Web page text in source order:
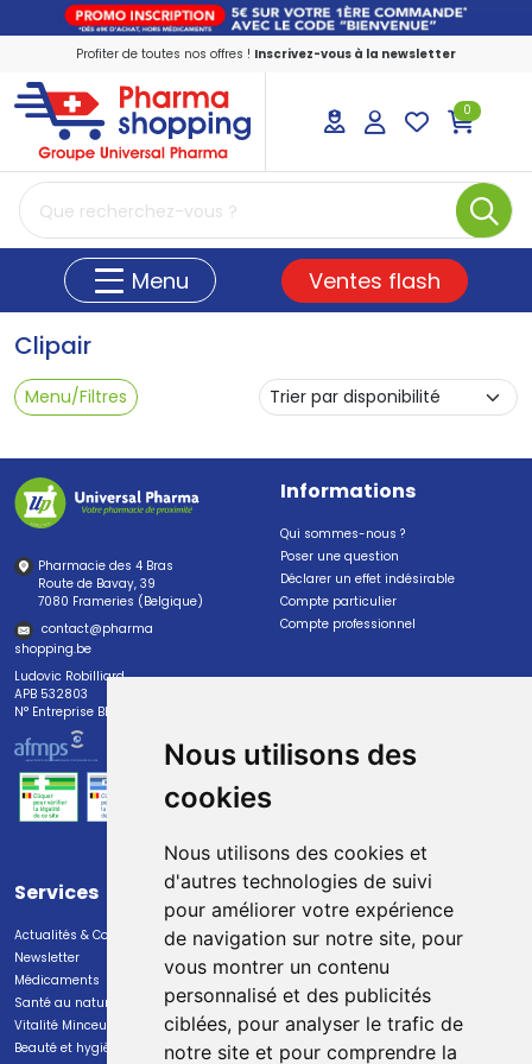
Nous utilisons des
cookies
Nous utilisons des cookies et
d'autres technologies de suivi
pour améliorer votre expérience
de navigation sur notre site, pour
vous montrer un contenu
personnalisé et des publicités
ciblées, pour analyser le trafic de
notre site et pour comprendre la
Profiter de toutes nos offres ! Inscrivez-vous à la newsletter
PharmaShopping Votre pharmacie en
0
Menu Ventes flash
Clipair
Menu/Filtres
Pharmacie des 4 Bras
Route de Bavay, 39
7080 Frameries (Belgique)
contact@pharma
shopping.be
Ludovic Robilliard
APB 532803
N° Entreprise BE0447.382.113
Informations
Qui sommes-nous ?
Poser une question
Déclarer un effet indésirable
Compte particulier
Compte professionnel
Services
Actualités & Conseils
Newsletter
Médicaments
Santé au naturel
Vitalité Minceur Nutrition
Beauté et hygiène
Paiement
Paiement sécurisé